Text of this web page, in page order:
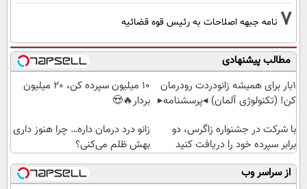
7 نامه جبهه اصلاحات به رئیس قوه قضائیه
مطالب پیشنهادی
1بار برای همیشه زانودردت رودرمان
کن! (تکنولوژی آلمان) ◂پرسشنامه▸
10 میلیون سپرده کن، 20 میلیون
بردار🔥😍
با شرکت در جشنواره زاگرس، دو
برابر سپرده خود را دریافت کنید
زانو درد درمان داره… چرا هنوز داری
بهش ظلم می‌کنی؟
از سراسر وب